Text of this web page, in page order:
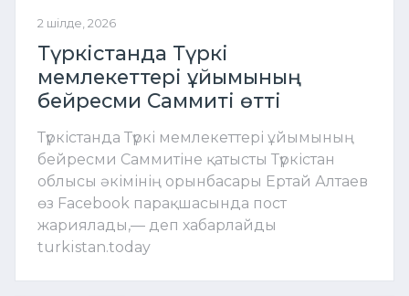
2 шілде, 2026
Түркістанда Түркі
мемлекеттері ұйымының
бейресми Саммиті өтті
Түркістанда Түркі мемлекеттері ұйымының
бейресми Саммитіне қатысты Түркістан
облысы әкімінің орынбасары Ертай Алтаев
өз Facebook парақшасында пост
жариялады,— деп хабарлайды
turkistan.today